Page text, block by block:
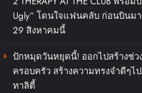
Ugly” โดนใจแฟนคลับ ก่อนบินม
29 สิงหาคมนี้
ปักหมุดวันหยุดนี้! ออกไปสร้างช่ว
ครอบครัว สร้างความทรงจำดีๆ
ทาลิตี้